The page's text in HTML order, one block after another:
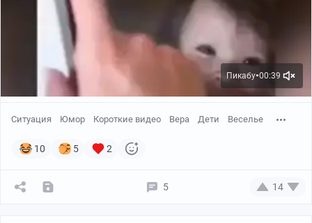
Пикабу●00:39
Ситуация Юмор Короткие видео Вера Дети Веселье
10 5 2
5 14